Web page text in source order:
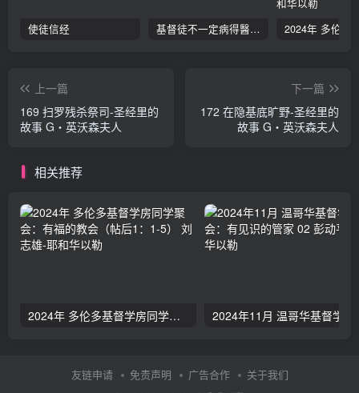
使徒信经 基督徒不一定病得醫治？寇紹恩牧師談基督徒的醫治與盼望
上一篇
169 扫罗残杀祭司-圣经里的
故事 G‧英沃森夫人
下一篇
172 在隐基底旷野-圣经里的
故事 G‧英沃森夫人
相关推荐
2024年 多伦多基督学房同学聚会：有福的教会（帖后1：1-5） 刘志雄
友链申请 免责声明 广告合作 关于我们